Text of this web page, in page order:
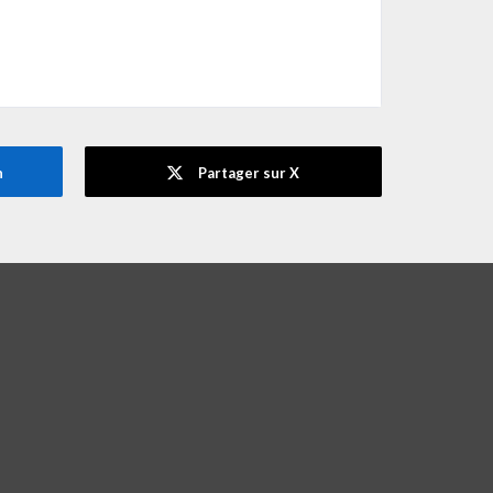
Partager sur X